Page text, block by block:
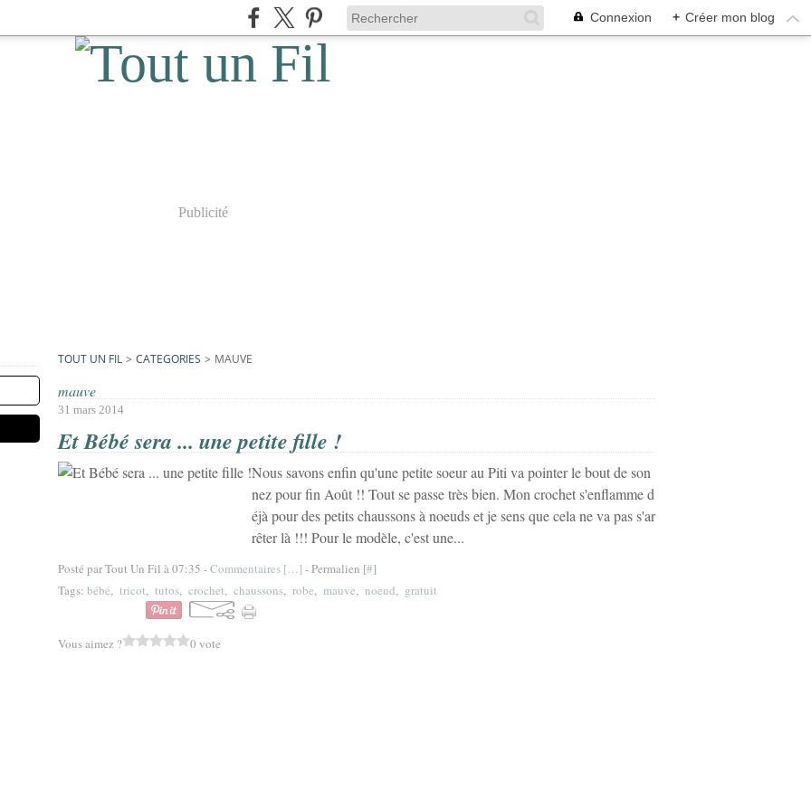
Connexion + Créer mon blog
Publicité
TOUT UN FIL > CATEGORIES > MAUVE
mauve
31 mars 2014
Et Bébé sera ... une petite fille !
Nous savons enfin qu'une petite soeur au Piti va pointer le bout de son
nez pour fin Août !! Tout se passe très bien. Mon crochet s'enflamme d
éjà pour des petits chaussons à noeuds et je sens que cela ne va pas s'ar
rêter là !!! Pour le modèle, c'est une...
Posté par Tout Un Fil à 07:35 -Commentaires […] - Permalien [#]
Tags: bébé, tricot, tutos, crochet, chaussons, robe, mauve, noeud, gratuit
Vous aimez ? 0 vote